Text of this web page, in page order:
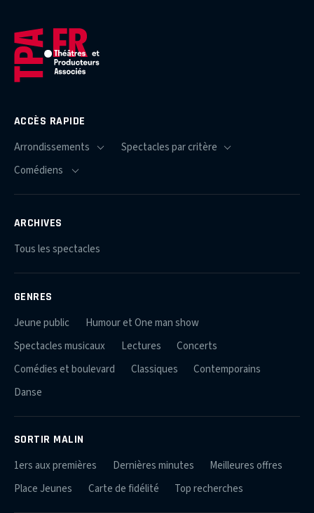
ACCÈS RAPIDE
ARCHIVES
Tous les spectacles
GENRES
Jeune public
Humour et One man show
Spectacles musicaux
Lectures
Concerts
Comédies et boulevard
Classiques
Contemporains
Danse
SORTIR MALIN
1ers aux premières Dernières minutes
Meilleures offres
Place Jeunes
Carte de fidélité Top recherches